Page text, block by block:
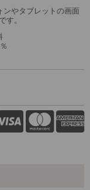
ンやタブレットの画面
す。